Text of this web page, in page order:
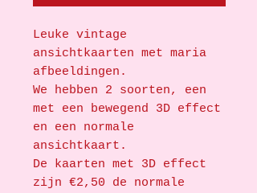
Leuke vintage
ansichtkaarten met maria
afbeeldingen.
We hebben 2 soorten, een
met een bewegend 3D effect
en een normale
ansichtkaart.
De kaarten met 3D effect
zijn €2,50 de normale